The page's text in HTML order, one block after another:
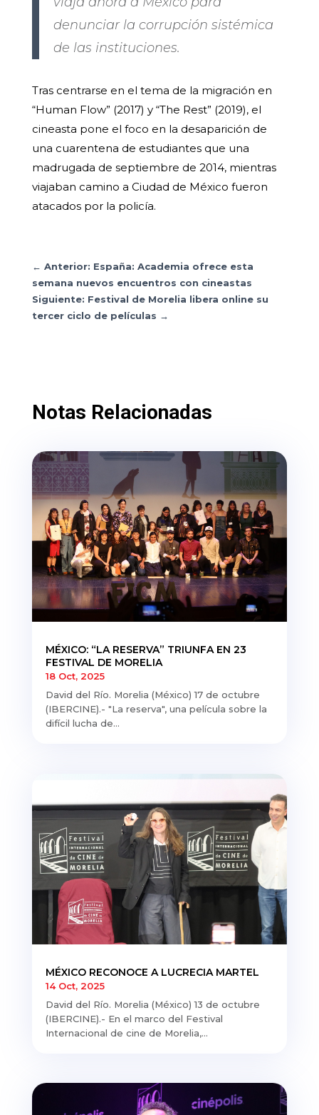
denunciar la corrupción sistémica
de las instituciones.
Tras centrarse en el tema de la migración en
“Human Flow” (2017) y “The Rest” (2019), el
cineasta pone el foco en la desaparición de
una cuarentena de estudiantes que una
madrugada de septiembre de 2014, mientras
viajaban camino a Ciudad de México fueron
atacados por la policía.
← Anterior: España: Academia ofrece esta
semana nuevos encuentros con cineastas
Siguiente: Festival de Morelia libera online su
tercer ciclo de películas →
Notas Relacionadas
MÉXICO: “LA RESERVA” TRIUNFA EN 23
FESTIVAL DE MORELIA
18 Oct, 2025
David del Río. Morelia (México) 17 de octubre
(IBERCINE).- "La reserva", una película sobre la
difícil lucha de...
MÉXICO RECONOCE A LUCRECIA MARTEL
14 Oct, 2025
David del Río. Morelia (México) 13 de octubre
(IBERCINE).- En el marco del Festival
Internacional de cine de Morelia,...